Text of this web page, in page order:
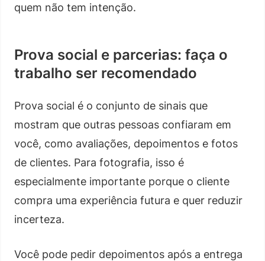
quem não tem intenção.
Prova social e parcerias: faça o
trabalho ser recomendado
Prova social é o conjunto de sinais que
mostram que outras pessoas confiaram em
você, como avaliações, depoimentos e fotos
de clientes. Para fotografia, isso é
especialmente importante porque o cliente
compra uma experiência futura e quer reduzir
incerteza.
Você pode pedir depoimentos após a entrega